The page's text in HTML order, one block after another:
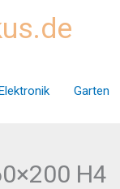
Garten
H4